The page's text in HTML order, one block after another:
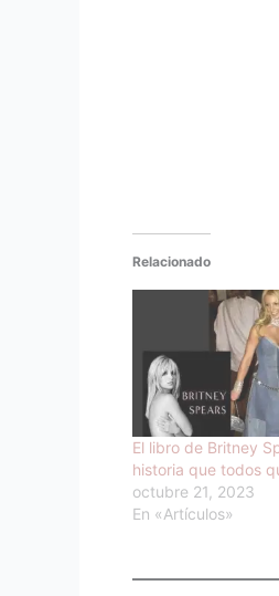
Relacionado
El libro de Britney
historia que todos
octubre 21, 2023
En «Artículos»